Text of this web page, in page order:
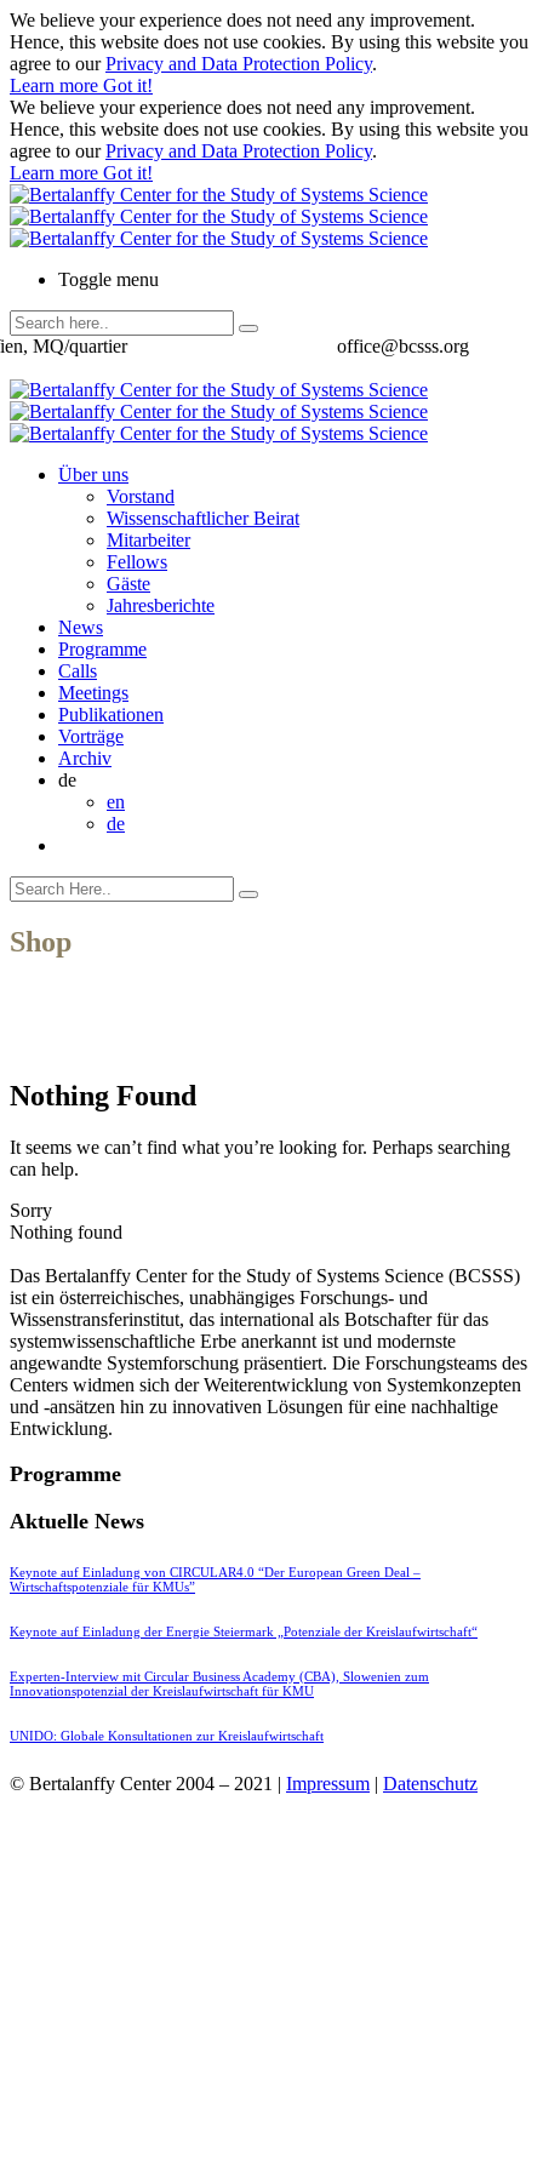
We believe your experience does not need any improvement.
Hence, this website does not use cookies. By using this website you
agree to ourPrivacy and Data Protection Policy.
Learn more Got it!
We believe your experience does not need any improvement.
Hence, this website does not use cookies. By using this website you
agree to ourPrivacy and Data Protection Policy.
Learn more Got it!
Toggle menu
office@bcsss.org
MQ/quartier
Über uns
Vorstand
Wissenschaftlicher Beirat
Mitarbeiter
Fellows
Gäste
Jahresberichte
News
Programme
Calls
Meetings
Publikationen
Vorträge
Archiv
de
en
de
Shop
Nothing Found
It seems we can’t find what you’re looking for. Perhaps searching
can help.
Sorry
Nothing found
Das Bertalanffy Center for the Study of Systems Science (BCSSS)
ist ein österreichisches, unabhängiges Forschungs- und
Wissenstransferinstitut, das international als Botschafter für das
systemwissenschaftliche Erbe anerkannt ist und modernste
angewandte Systemforschung präsentiert. Die Forschungsteams des
Centers widmen sich der Weiterentwicklung von Systemkonzepten
und -ansätzen hin zu innovativen Lösungen für eine nachhaltige
Entwicklung.
Programme
Aktuelle News
Keynote auf Einladung von CIRCULAR4.0 “Der European Green Deal –
Wirtschaftspotenziale für KMUs”
Keynote auf Einladung der Energie Steiermark „Potenziale der Kreislaufwirtschaft“
Experten-Interview mit Circular Business Academy (CBA), Slowenien zum
Innovationspotenzial der Kreislaufwirtschaft für KMU
UNIDO: Globale Konsultationen zur Kreislaufwirtschaft
© Bertalanffy Center 2004 – 2021 | Impressum | Datenschutz